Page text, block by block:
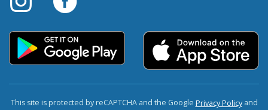
This site is protected by reCAPTCHA and the Google Privacy Policyand